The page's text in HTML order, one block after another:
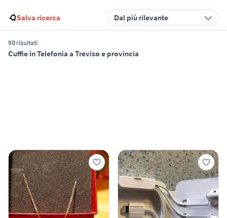
Salva ricerca Dal più rilevante
90 risultati
Cuffie in Telefonia a Treviso e provincia